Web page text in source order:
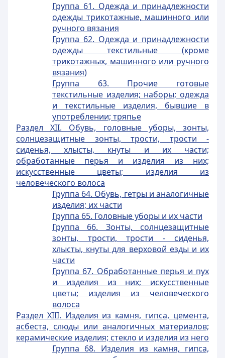
Группа 61. Одежда и принадлежности
одежды трикотажные, машинного или
ручного вязания
Группа 62. Одежда и принадлежности
одежды текстильные (кроме
трикотажных, машинного или ручного
вязания)
Группа 63. Прочие готовые
текстильные изделия; наборы; одежда
и текстильные изделия, бывшие в
употреблении; тряпье
Раздел XII. Обувь, головные уборы, зонты,
солнцезащитные зонты, трости, трости -
сиденья, хлысты, кнуты и их части;
обработанные перья и изделия из них;
искусственные цветы; изделия из
человеческого волоса
Группа 64. Обувь, гетры и аналогичные
изделия; их части
Группа 65. Головные уборы и их части
Группа 66. Зонты, солнцезащитные
зонты, трости, трости - сиденья,
хлысты, кнуты для верховой езды и их
части
Группа 67. Обработанные перья и пух
и изделия из них; искусственные
цветы; изделия из человеческого
волоса
Раздел XIII. Изделия из камня, гипса, цемента,
асбеста, слюды или аналогичных материалов;
керамические изделия; стекло и изделия из него
Группа 68. Изделия из камня, гипса,